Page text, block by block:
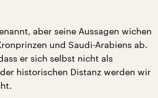
aber seine Aussagen wichen
und Saudi-Arabiens ab.
er sich selbst nicht als
historischen Distanz werden wir